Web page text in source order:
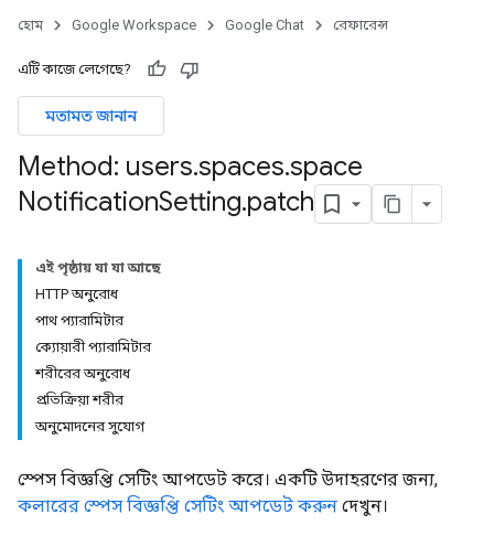
হোম Google Workspace Google Chat রেফারেন্স
এটি কাজে লেগেছে?
মতামত জানান
Method: users.spaces.space
NotificationSetting.patch
এই পৃষ্ঠায় যা যা আছে
HTTP অনুরোধ
পাথ প্যারামিটার
ক্যোয়ারী প্যারামিটার
শরীরের অনুরোধ
প্রতিক্রিয়া শরীর
অনুমোদনের সুযোগ
স্পেস বিজ্ঞপ্তি সেটিং আপডেট করে। একটি উদাহরণের জন্য,
কলারের স্পেস বিজ্ঞপ্তি সেটিং আপডেট করুন দেখুন।